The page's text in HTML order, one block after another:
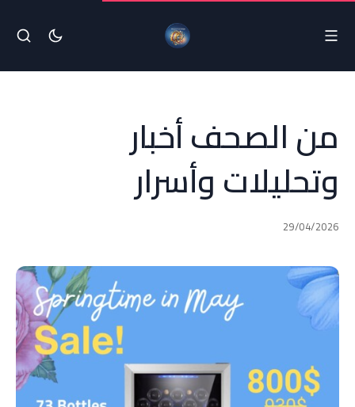
من الصحف أخبار
وتحليلات وأسرار
29/04/2026